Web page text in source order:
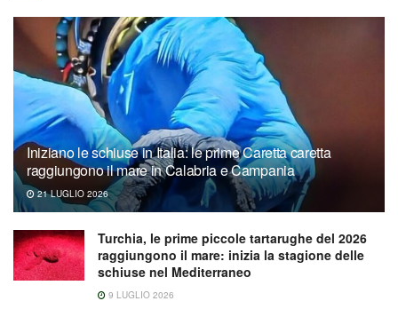
Iniziano le schiuse in Italia: le prime Caretta caretta
raggiungono il mare in Calabria e Campania
21 LUGLIO 2026
Turchia, le prime piccole tartarughe del 2026
raggiungono il mare: inizia la stagione delle
schiuse nel Mediterraneo
9 LUGLIO 2026